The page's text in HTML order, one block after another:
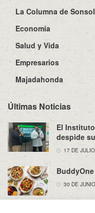
La Columna de
Economía
Salud y Vida
Empresarios
Majadahonda
Últimas Noticias
El
despide
17 DE
30 DE